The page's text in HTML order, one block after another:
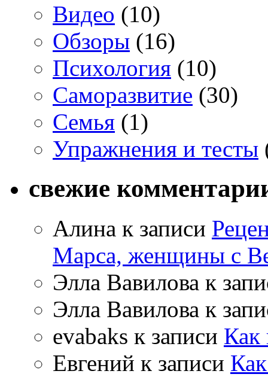
Видео (10)
Обзоры (16)
Психология (10)
Саморазвитие (30)
Семья (1)
Упражнения и тесты
свежие
Алина к записи
Марса, женщины с
Элла Вавилова к
Элла Вавилова к
evabaks к записи Как
Евгений к записи